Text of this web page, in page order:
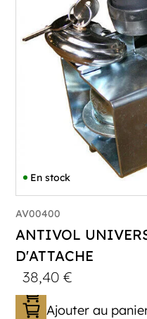
En stock
AV00400
ANTIVOL
D'ATTACHE
38,40€
Ajouter au